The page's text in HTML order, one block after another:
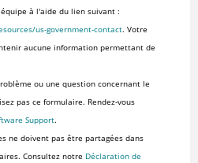
à l'aide du lien suivant :
us-government-contact. Votre
aucune information permettant de
ou une question concernant le
pas ce formulaire. Rendez-vous
Support.
ne doivent pas être partagées dans
Consultez notre Déclaration de